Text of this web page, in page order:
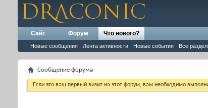
Сайт Форум Что нового?
Новые сообщения Лента активности Новые события Все
Сообщение форума
Если это ваш первый визит на этот форум, вам необходимо